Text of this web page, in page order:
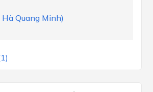
Quang Minh)